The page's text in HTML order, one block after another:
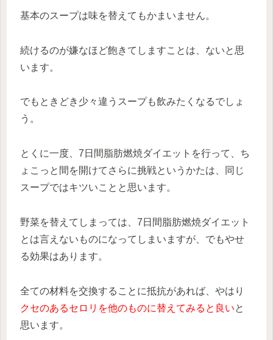
基本のスープは味を替えてもかまいません。
続けるのが嫌なほど飽きてしますことは、ないと思
います。
でもときどき少々違うスープも飲みたくなるでしょ
う。
とくに一度、7日間脂肪燃焼ダイエットを行って、ち
ょこっと間を開けてさらに挑戦というかたは、同じ
スープではキツいことと思います。
野菜を替えてしまっては、7日間脂肪燃焼ダイエット
とは言えないものになってしまいますが、でもやせ
る効果はあります。
全ての材料を交換することに抵抗があれば、やはり
クセのあるセロリを他のものに替えてみると良いと
思います。